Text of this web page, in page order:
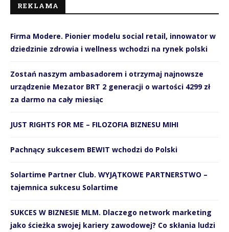
REKLAMA
Firma Modere. Pionier modelu social retail, innowator w
dziedzinie zdrowia i wellness wchodzi na rynek polski
Zostań naszym ambasadorem i otrzymaj najnowsze
urządzenie Mezator BRT 2 generacji o wartości 4299 zł
za darmo na cały miesiąc
JUST RIGHTS FOR ME – FILOZOFIA BIZNESU MIHI
Pachnący sukcesem BEWIT wchodzi do Polski
Solartime Partner Club. WYJĄTKOWE PARTNERSTWO –
tajemnica sukcesu Solartime
SUKCES W BIZNESIE MLM. Dlaczego network marketing
jako ścieżka swojej kariery zawodowej? Co skłania ludzi